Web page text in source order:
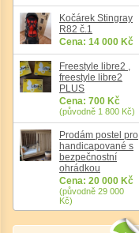
Kočárek Stingray
R82 č.1
Cena: 14 000 Kč
Freestyle libre2 ,
freestyle libre2
PLUS
Cena: 700 Kč
(původně 1 800 Kč)
Prodám postel pro
handicapované s
bezpečnostní
ohrádkou
Cena: 20 000 Kč
(původně 29 000
Kč)